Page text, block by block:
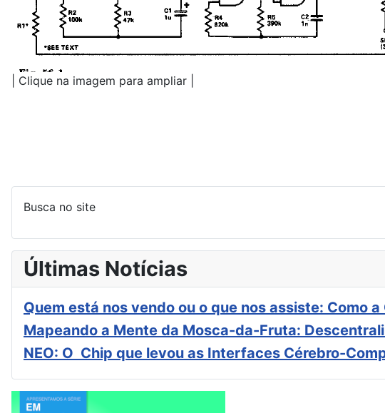
| Clique na imagem para ampliar |
Busca no site
Últimas Notícias
Quem está nos vendo ou o que nos assiste: Como
Mapeando a Mente da Mosca-da-Fruta:
NEO: O Chip que levou as Interfaces Cérebro-